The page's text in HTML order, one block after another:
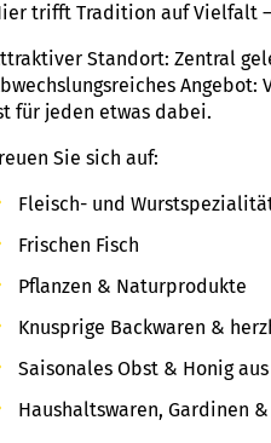
trifft Tradition auf Vielfalt
Standort: Zentral
Angebot:
für jeden etwas dabei.
Sie sich auf:
Fleisch- und
Frischen Fisch
Pflanzen & Naturprodukte
Knusprige Backwaren &
Saisonales Obst & Honig
Haushaltswaren, Gardinen